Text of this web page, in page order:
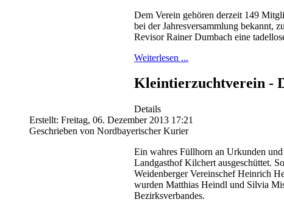
Dem Verein gehören derzeit 149
bei der Jahresversammlung bekannt,
Revisor Rainer Dumbach eine
Weiterlesen ...
Kleintierzuchtverein -
Details
Erstellt: Freitag, 06. Dezember 2013 17:21
Geschrieben von Nordbayerischer Kurier
Ein wahres Füllhorn an Urkunden
Landgasthof Kilchert ausgeschüttet.
Weidenberger Vereinschef Heinrich
wurden Matthias Heindl und Silvia
Bezirksverbandes.